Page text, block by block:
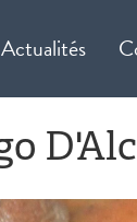
Actualités